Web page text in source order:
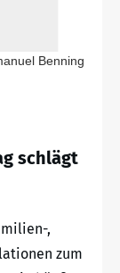
Benning
schlägt
,
zum